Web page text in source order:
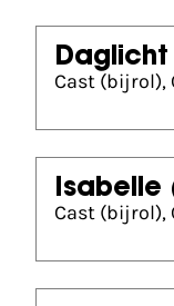
Daglicht
Cast (bijrol),
Isabelle
Cast (bijrol),